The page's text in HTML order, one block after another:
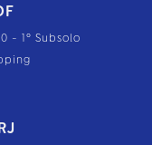
- 1º Subsolo